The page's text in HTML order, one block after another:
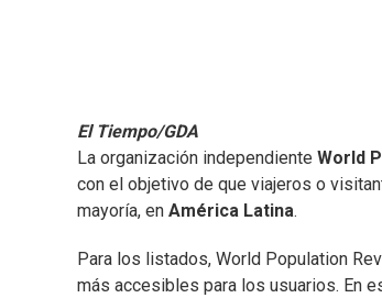
El Tiempo/GDA
La organización independiente World
con el objetivo de que viajeros o
mayoría, en América Latina.
Para los listados, World Population
más accesibles para los usuarios. En